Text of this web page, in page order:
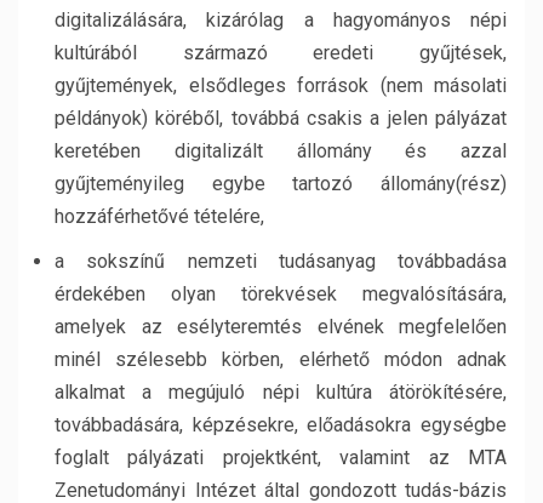
digitalizálására, kizárólag a hagyományos népi
kultúrából származó eredeti gyűjtések,
gyűjtemények, elsődleges források (nem másolati
példányok) köréből, továbbá csakis a jelen pályázat
keretében digitalizált állomány és azzal
gyűjteményileg egybe tartozó állomány(rész)
hozzáférhetővé tételére,
a sokszínű nemzeti tudásanyag továbbadása
érdekében olyan törekvések megvalósítására,
amelyek az esélyteremtés elvének megfelelően
minél szélesebb körben, elérhető módon adnak
alkalmat a megújuló népi kultúra átörökítésére,
továbbadására, képzésekre, előadásokra egységbe
foglalt pályázati projektként, valamint az MTA
Zenetudományi Intézet által gondozott tudás-bázis